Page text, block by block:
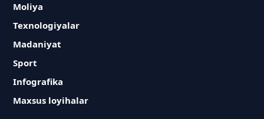
Moliya
Texnologiyalar
Madaniyat
Sport
Infografika
Maxsus loyihalar